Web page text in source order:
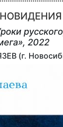
2022
(г.